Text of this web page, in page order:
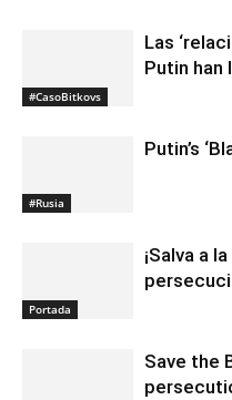
#CasoBitkovs
Las
Putin han
#Rusia
Putin’s
Portada
¡Salva a
Save the